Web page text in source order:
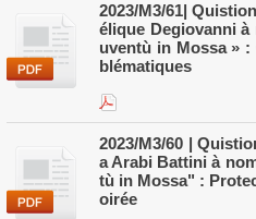
2023/M3/61|
élique Degiovanni
uventù in Mossa »
blématiques
2023/M3/60 |
a Arabi Battini à
tù in Mossa" :
oirée